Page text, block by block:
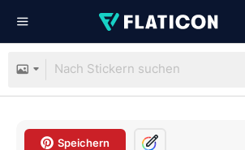
Speichern